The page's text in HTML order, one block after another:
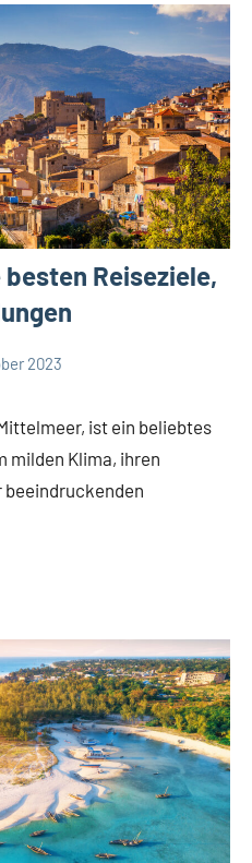
Reiseziele,
2023
ist ein beliebtes
milden Klima, ihren
beeindruckenden